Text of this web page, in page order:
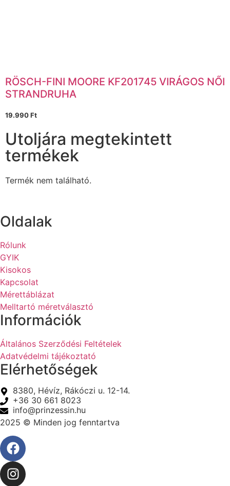
RÖSCH-FINI MOORE KF201745 VIRÁGOS NŐI
STRANDRUHA
19.990Ft
Utoljára megtekintett
termékek
Termék nem található.
Oldalak
Rólunk
GYIK
Kisokos
Kapcsolat
Mérettáblázat
Melltartó méretválasztó
Információk
Általános Szerződési Feltételek
Adatvédelmi tájékoztató
Elérhetőségek
8380, Hévíz, Rákóczi u. 12-14.
+36 30 661 8023
info@prinzessin.hu
2025 © Minden jog fenntartva